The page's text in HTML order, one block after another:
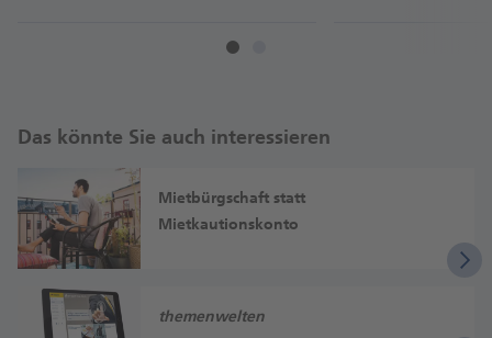
Das könnte Sie auch interessieren
Mietbürgschaft statt
Mietkautionskonto
themenwelten